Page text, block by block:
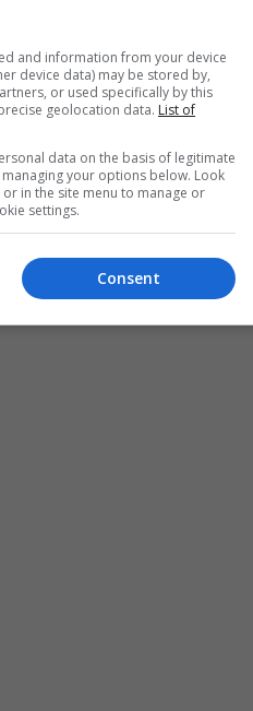
and information from your device
device data) may be stored by,
or used specifically by this
geolocation data. List of
data on the basis of legitimate
your options below. Look
in the site menu to manage or
settings.
Consent